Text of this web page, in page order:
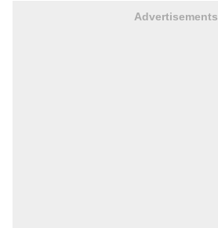
Advertisements